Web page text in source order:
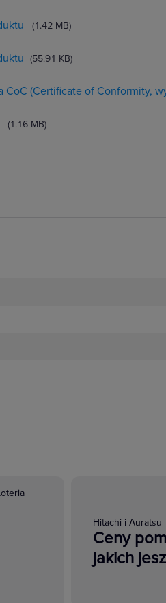
(1.42 MB)
(55.91 KB)
CoC (Certificate of Conformity,
(1.16 MB)
Hitachi i Auratsu
Ceny
jakich